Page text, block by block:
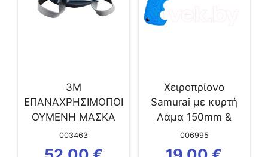
3Μ
ΕΠΑΝΑΧΡΗΣΙΜΟΠΟΙ
ΟΥΜΕΝΗ ΜΑΣΚΑ
ΜΙΣΟΥ ΠΡΟΣΩΠΟΥ...
003463
Χειροπρίονο
Samurai με κυρτή
Λάμα 150mm &
Θήκη
006995